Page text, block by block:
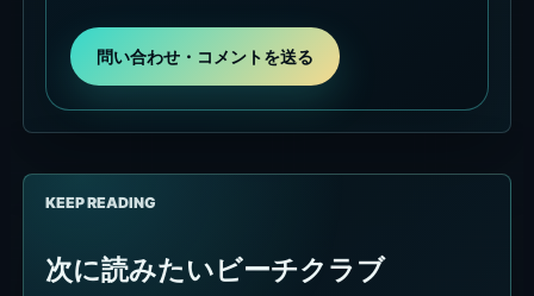
問い合わせ・コメントを送る
KEEP READING
次に読みたいビーチクラブ